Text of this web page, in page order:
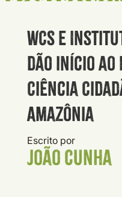
WCS e
dão início
Ciência
Amazônia
Escrito por
João Cunha